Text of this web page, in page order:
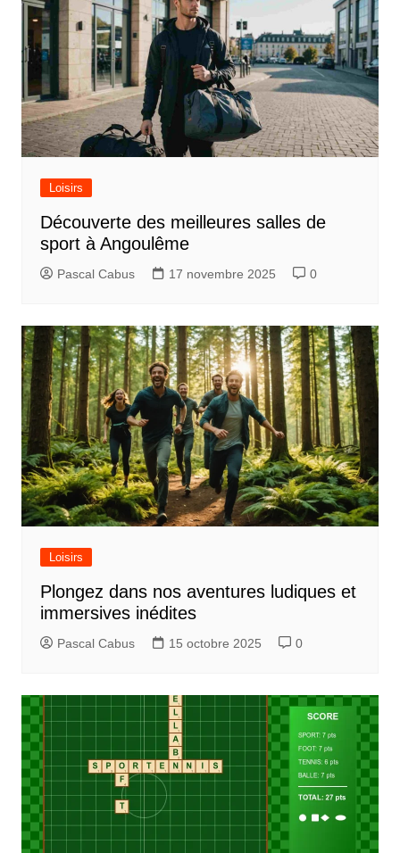
Loisirs
Découverte des meilleures salles de
sport à Angoulême
Pascal Cabus 17 novembre 2025 0
Loisirs
Plongez dans nos aventures ludiques et
immersives inédites
Pascal Cabus 15 octobre 2025 0